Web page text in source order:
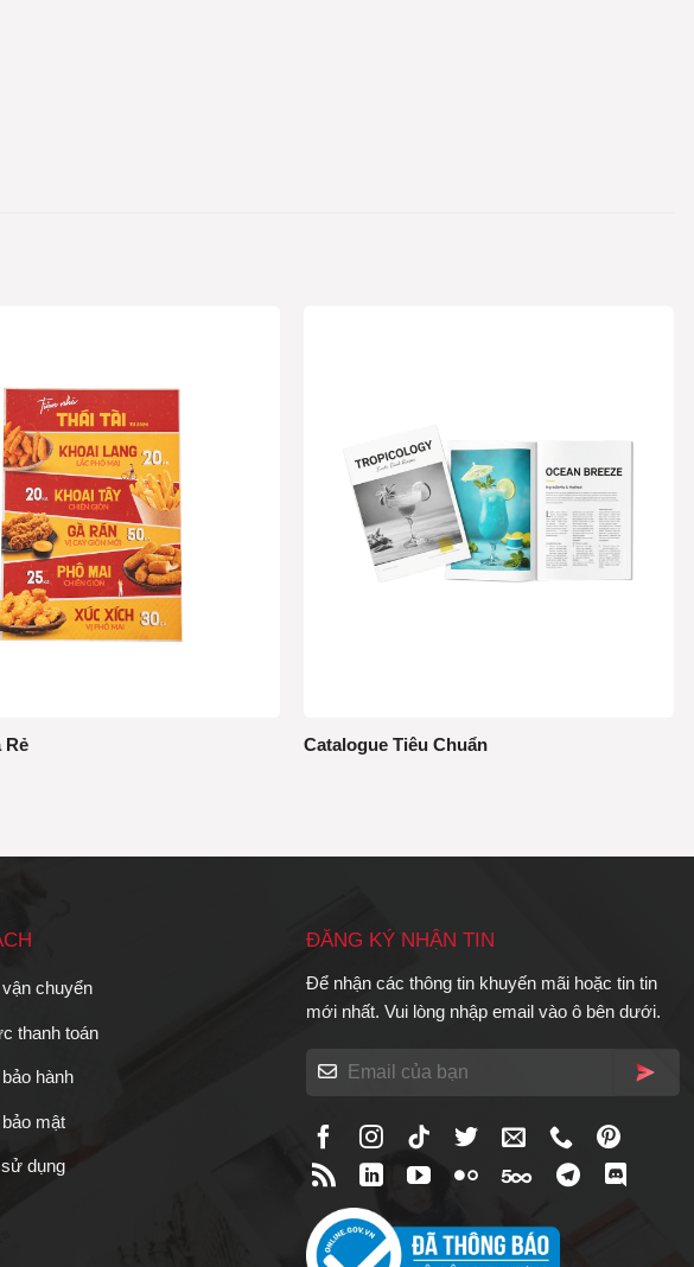
Rẻ Catalogue Tiêu Chuẩn
chuyển
thanh toán
hành
mật
dụng
ĐĂNG KÝ NHẬN TIN
Để nhận các thông tin khuyến mãi hoặc tin tin
mới nhất. Vui lòng nhập email vào ô bên dưới.